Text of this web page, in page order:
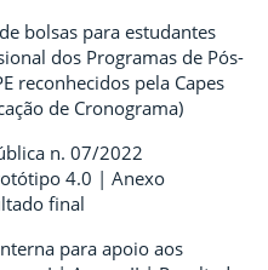
bolsas para estudantes
dos Programas de Pós-
reconhecidos pela Capes
de Cronograma)
n. 07/2022
4.0 | Anexo
final
para apoio aos